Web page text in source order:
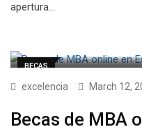
apertura…
BECAS
excelencia March 12,
Becas de MBA